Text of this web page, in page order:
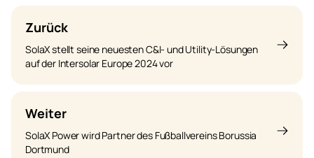
Zurück
SolaX stellt seine neuesten C&I- und Utility-Lösungen
auf der Intersolar Europe 2024 vor
Weiter
SolaX Power wird Partner des Fußballvereins Borussia
Dortmund